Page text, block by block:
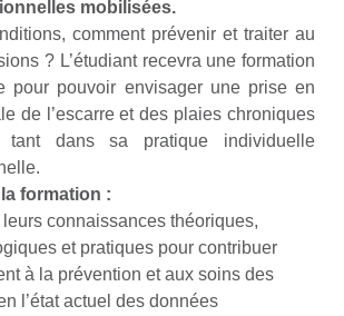
mobilisées.
comment prévenir et traiter au
? L’étudiant recevra une formation
pour pouvoir envisager une prise en
de l’escarre et des plaies chroniques
tant dans sa pratique individuelle
formation :
connaissances théoriques,
et pratiques pour contribuer
à la prévention et aux soins des
l’état actuel des données